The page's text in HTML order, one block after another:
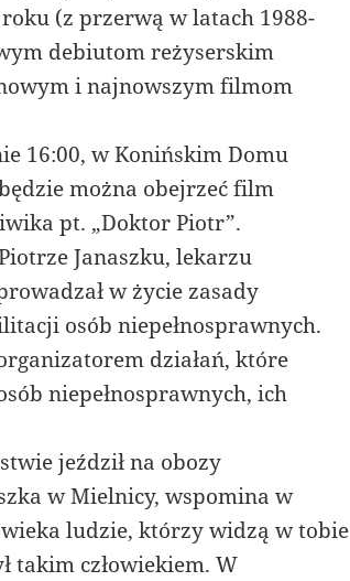
(z przerwą w latach 1988-
debiutom reżyserskim
i najnowszym filmom
16:00, w Konińskim Domu
można obejrzeć film
pt. „Doktor Piotr”.
Janaszku, lekarzu
w życie zasady
osób niepełnosprawnych.
działań, które
niepełnosprawnych, ich
jeździł na obozy
w Mielnicy, wspomina w
ludzie, którzy widzą w tobie
takim człowiekiem. W